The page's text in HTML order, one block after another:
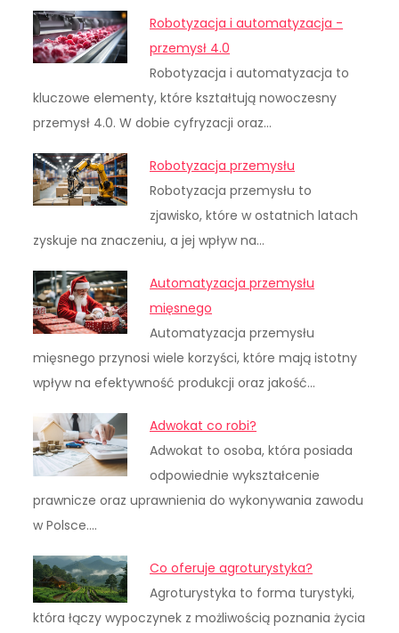
Robotyzacja i automatyzacja -
przemysł 4.0
Robotyzacja i automatyzacja to
kluczowe elementy, które kształtują nowoczesny
przemysł 4.0. W dobie cyfryzacji oraz…
Robotyzacja przemysłu
Robotyzacja przemysłu to
zjawisko, które w ostatnich latach
zyskuje na znaczeniu, a jej wpływ na…
Automatyzacja przemysłu
mięsnego
Automatyzacja przemysłu
mięsnego przynosi wiele korzyści, które mają istotny
wpływ na efektywność produkcji oraz jakość…
Adwokat co robi?
Adwokat to osoba, która posiada
odpowiednie wykształcenie
prawnicze oraz uprawnienia do wykonywania zawodu
w Polsce.…
Co oferuje agroturystyka?
Agroturystyka to forma turystyki,
która łączy wypoczynek z możliwością poznania życia